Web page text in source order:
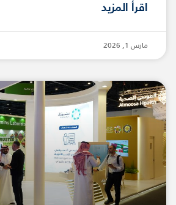
اقرأ المزيد
مارس 1, 2026